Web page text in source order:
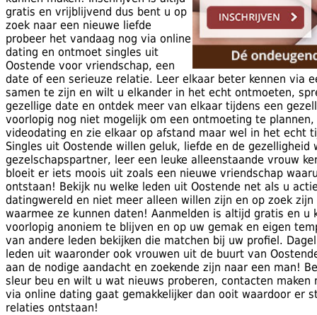
gratis en vrijblijvend dus bent u op
zoek naar een nieuwe liefde
probeer het vandaag nog via online
dating en ontmoet singles uit
Oostende voor vriendschap, een
date of een serieuze relatie. Leer elkaar beter kennen via
samen te zijn en wilt u elkander in het echt ontmoeten,
gezellige date en ontdek meer van elkaar tijdens een
voorlopig nog niet mogelijk om een ontmoeting te
videodating en zie elkaar op afstand maar wel in het echt
Singles uit Oostende willen geluk, liefde en de gezelligheid
gezelschapspartner, leer een leuke alleenstaande vrouw
bloeit er iets moois uit zoals een nieuwe vriendschap
ontstaan! Bekijk nu welke leden uit Oostende net als u
datingwereld en niet meer alleen willen zijn en op zoek
waarmee ze kunnen daten! Aanmelden is altijd gratis en u
voorlopig anoniem te blijven en op uw gemak en eigen
van andere leden bekijken die matchen bij uw profiel.
leden uit waaronder ook vrouwen uit de buurt van
aan de nodige aandacht en zoekende zijn naar een man!
sleur beu en wilt u wat nieuws proberen, contacten maken
via online dating gaat gemakkelijker dan ooit waardoor er
relaties ontstaan!